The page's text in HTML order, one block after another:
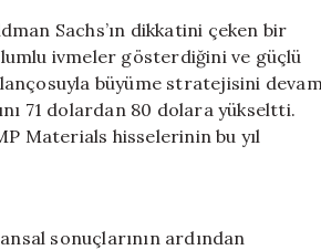
Sachs’ın dikkatini çeken bir
ivmeler gösterdiğini ve güçlü
büyüme stratejisini
71 dolardan 80 dolara yükseltti.
Materials hisselerinin bu yıl
sonuçlarının ardından